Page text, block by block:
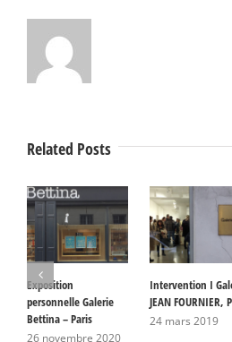
Related Posts
Exposition
personnelle Galerie
Bettina – Paris
26 novembre 2020
Intervention I
JEAN FOURNIER,
24 mars 2019